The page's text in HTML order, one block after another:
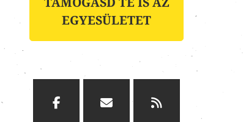
EGYESÜLETET